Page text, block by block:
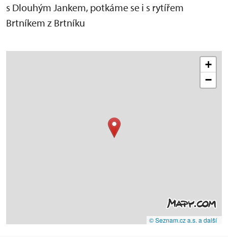
s Dlouhým Jankem, potkáme se i s rytířem
Brtníkem z Brtníku
+
−
© Seznam.cz a.s. a další